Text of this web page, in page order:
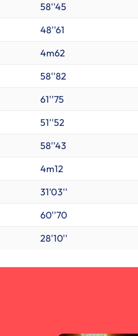
58''45
48''61
4m62
58''82
61''75
51''52
58''43
4m12
31'03''
60''70
28'10''